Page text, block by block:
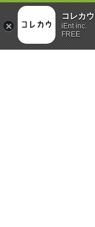
コレカウ
iEnt inc.
FREE